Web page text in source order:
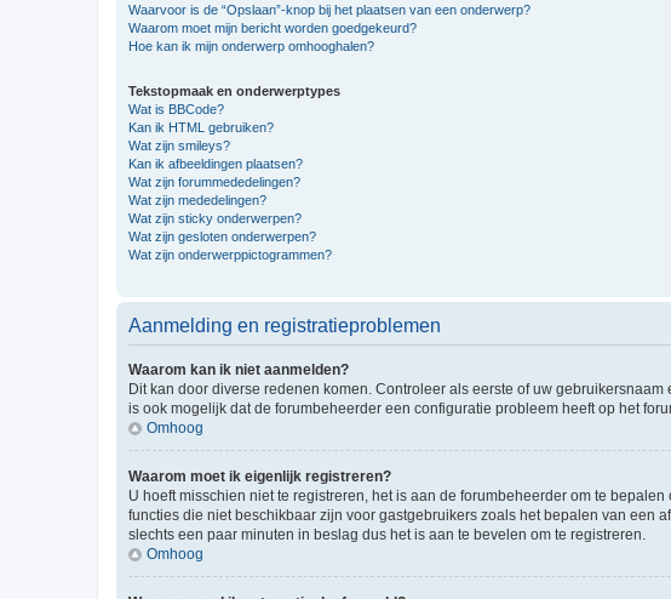
Waarvoor is de “Opslaan”-knop bij het plaatsen van een onderwerp?
Waarom moet mijn bericht worden goedgekeurd?
Hoe kan ik mijn onderwerp omhooghalen?
Tekstopmaak en onderwerptypes
Wat is BBCode?
Kan ik HTML gebruiken?
Wat zijn smileys?
Kan ik afbeeldingen plaatsen?
Wat zijn forummededelingen?
Wat zijn mededelingen?
Wat zijn sticky onderwerpen?
Wat zijn gesloten onderwerpen?
Wat zijn onderwerppictogrammen?
Aanmelding en registratieproblemen
Waarom kan ik niet aanmelden?
Dit kan door diverse redenen komen. Controleer als eerste of uw
is ook mogelijk dat de forumbeheerder een configuratie probleem heeft op het
Omhoog
Waarom moet ik eigenlijk registreren?
U hoeft misschien niet te registreren, het is aan de forumbeheerder om te
functies die niet beschikbaar zijn voor gastgebruikers zoals het bepalen van een
slechts een paar minuten in beslag dus het is aan te bevelen om te registreren.
Omhoog